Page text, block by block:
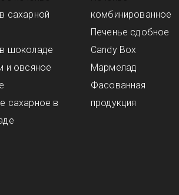
сахарной
шоколаде
и овсяное
сахарное в
комбинированное
Печенье сдобное
Candy Box
Мармелад
Фасованная
продукция